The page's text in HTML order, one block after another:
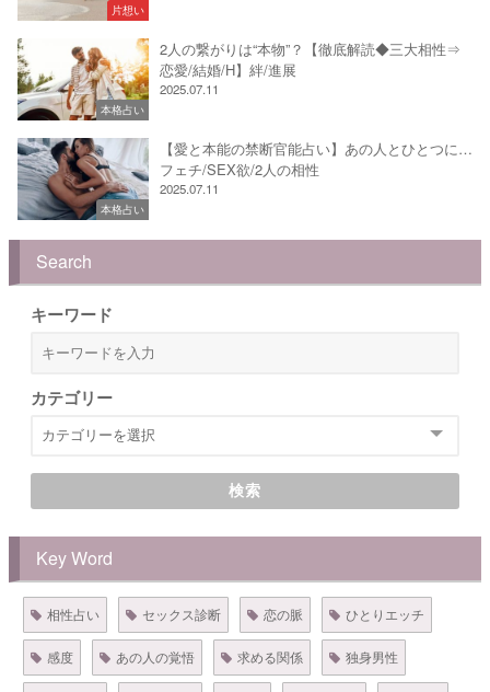
片想い
本格占い
2人の繋がりは“本物”？【徹底解読◆三大相性⇒
恋愛/結婚/H】絆/進展
2025.07.11
本格占い
【愛と本能の禁断官能占い】あの人とひとつに…
フェチ/SEX欲/2人の相性
2025.07.11
Search
キーワード
カテゴリー
検索
Key Word
相性占い セックス診断 恋の脈 ひとりエッチ
感度 あの人の覚悟 求める関係 独身男性